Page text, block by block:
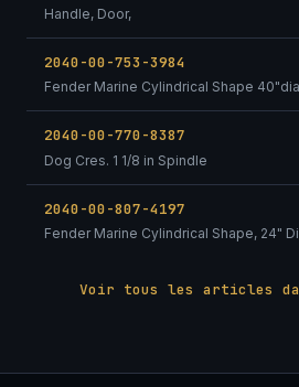
Handle, Door,
2040-00-753-3984
Fender Marine Cylindrical Shape
2040-00-770-8387
Dog Cres. 1 1/8 in Spindle
2040-00-807-4197
Fender Marine Cylindrical Shape, 24"
Voir tous les articles